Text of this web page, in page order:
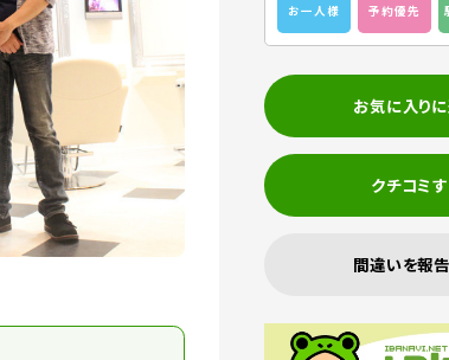
お一人様 予約優先
お気に入り
クチコミ
間違いを報